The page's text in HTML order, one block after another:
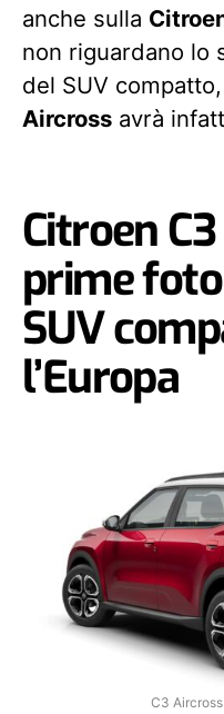
anche sulla
non riguardano lo
del SUV
Aircross avrà
Citroen
prime
SUV
l’Europa
C3